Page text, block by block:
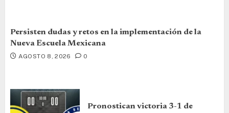
Persisten dudas y retos en la implementación de la
Nueva Escuela Mexicana
AGOSTO 8, 2026 0
Pronostican victoria 3-1 de